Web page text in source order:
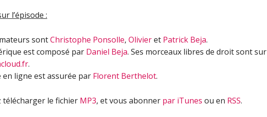
l’épisode :
sontChristophe Ponsolle, Olivieret Patrick Beja.
est composé par Daniel Beja. Ses morceaux libres de droit sont sur
.
en ligne est assurée par Florent Berthelot.
télécharger le fichier MP3, et vous abonner par iTunes ou en RSS.